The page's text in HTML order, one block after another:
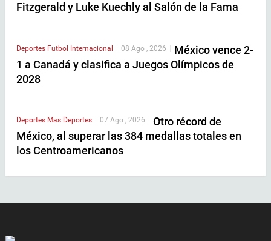
Fitzgerald y Luke Kuechly al Salón de la Fama
Deportes Futbol Internacional | 08 Ago , 2026 | México vence 2-
1 a Canadá y clasifica a Juegos Olímpicos de
2028
Deportes Mas Deportes 07 Ago , 2026
Otro récord de
México, al superar las 384 medallas totales en
los Centroamericanos